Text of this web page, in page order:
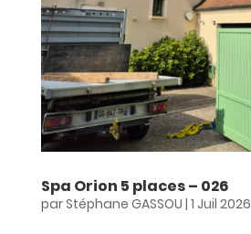
Spa Orion 5 places – 026
parStéphane GASSOU | 1 Juil 2026